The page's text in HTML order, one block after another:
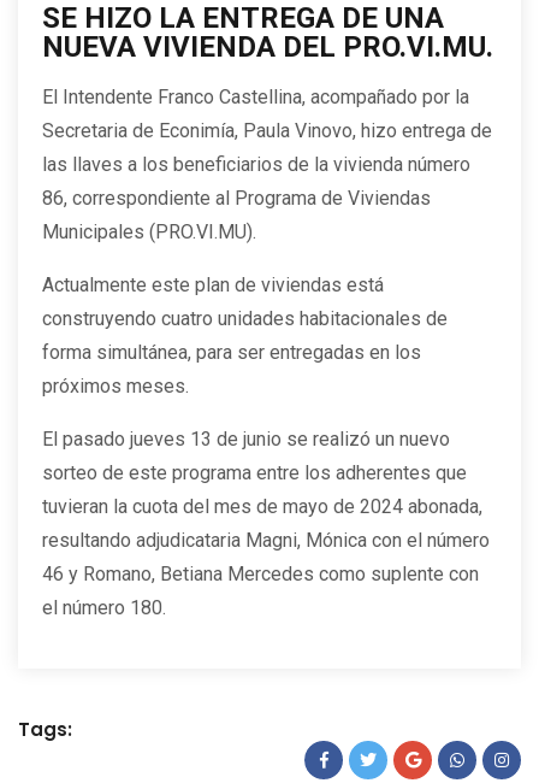
SE HIZO LA ENTREGA DE UNA
NUEVA VIVIENDA DEL PRO.VI.MU.
El Intendente Franco Castellina, acompañado por la
Secretaria de Econimía, Paula Vinovo, hizo entrega de
las llaves a los beneficiarios de la vivienda número
86, correspondiente al Programa de Viviendas
Municipales (PRO.VI.MU).
Actualmente este plan de viviendas está
construyendo cuatro unidades habitacionales de
forma simultánea, para ser entregadas en los
próximos meses.
El pasado jueves 13 de junio se realizó un nuevo
sorteo de este programa entre los adherentes que
tuvieran la cuota del mes de mayo de 2024 abonada,
resultando adjudicataria Magni, Mónica con el número
46 y Romano, Betiana Mercedes como suplente con
el número 180.
Tags: